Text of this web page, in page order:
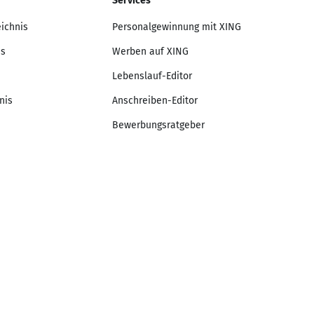
Personalgewinnung mit XING
Werben auf XING
Lebenslauf-Editor
Anschreiben-Editor
Bewerbungsratgeber